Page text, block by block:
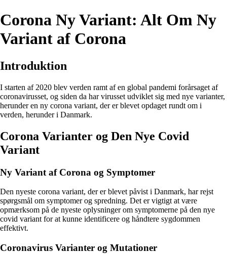
Corona Ny Variant: Alt Om Ny
Variant af Corona
Introduktion
I starten af 2020 blev verden ramt af en global pandemi forårsaget af
coronavirusset, og siden da har virusset udviklet sig med nye varianter,
herunder en ny corona variant, der er blevet opdaget rundt om i
verden, herunder i Danmark.
Corona Varianter og Den Nye Covid
Variant
Ny Variant af Corona og Symptomer
Den nyeste corona variant, der er blevet påvist i Danmark, har rejst
spørgsmål om symptomer og spredning. Det er vigtigt at være
opmærksom på de nyeste oplysninger om symptomerne på den nye
covid variant for at kunne identificere og håndtere sygdommen
effektivt.
Coronavirus Varianter og Mutationer